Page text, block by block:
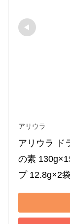
アリウラ
アリウラ ド
の素
プ 12.8g×2袋